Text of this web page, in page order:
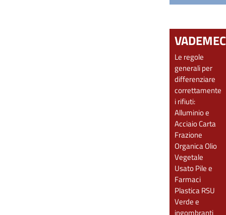
Le regole
generali per
differenziare
correttamente
i rifiuti:
Alluminio e
AcciaioCarta
Frazione
OrganicaOlio
Vegetale
UsatoPile e
Farmaci
PlasticaRSU
Verde e